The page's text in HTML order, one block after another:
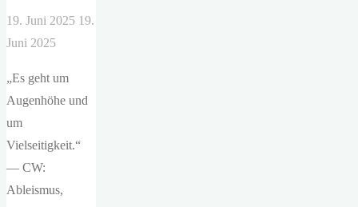
19. Juni 2025 19.
Juni 2025
„Es geht um
Augenhöhe und
um
Vielseitigkeit.“
— CW:
Ableismus,